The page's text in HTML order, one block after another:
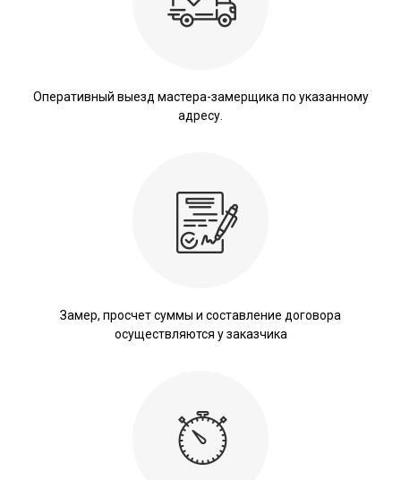
Оперативный выезд мастера-замерщика по указанному
адресу.
Замер, просчет суммы и составление договора
осуществляются у заказчика